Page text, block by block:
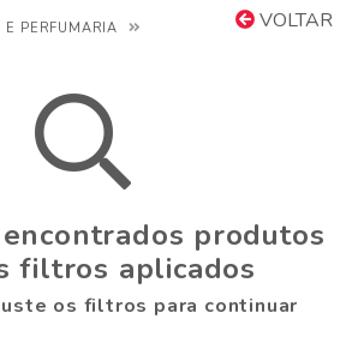
VOLTAR
E PERFUMARIA
produtos
filtros aplicados
os filtros para continuar